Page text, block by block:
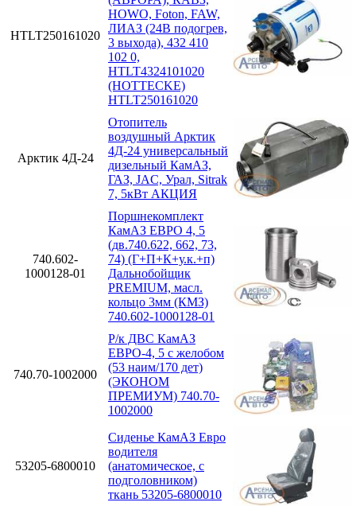
HTLT250161020
HOWO, Foton, FAW,
ЛИАЗ (24В подогрев,
3 выхода), 432 410
102 0,
HTLT4324101020
(HOTTECKE)
HTLT250161020
Арктик 4Д-24
Отопитель
воздушный Арктик
4Д-24 универсальный
дизельный КамАЗ,
ГАЗ, JAC, Урал, Sitrak
7, 5кВт АКЦИЯ
740.602-
1000128-01
Поршнекомплект
КамАЗ ЕВРО 4, 5
(дв.740.622, 662, 73,
74) (Г+П+К+у.к.+п)
Дальнобойщик
PREMIUM, масл.
кольцо 3мм (КМЗ)
740.602-1000128-01
740.70-1002000
Р/к ДВС КамАЗ
ЕВРО-4, 5 с желобом
(53 наим/170 дет)
(ЭКОНОМ
ПРЕМИУМ) 740.70-
1002000
53205-6800010
Сиденье КамАЗ Евро
водителя
(анатомическое, с
подголовником)
ткань 53205-6800010